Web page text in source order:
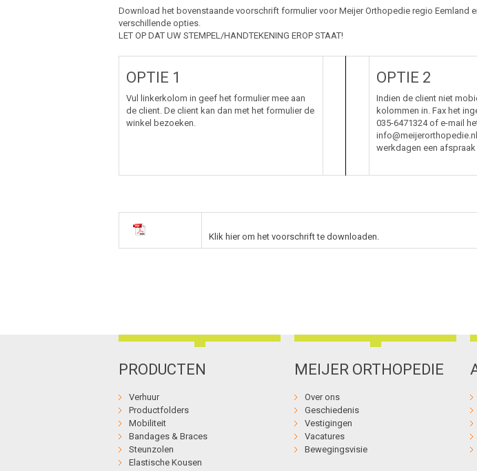
Download het bovenstaande voorschrift formulier voor Meijer Orthopedie regio Eemland
verschillende opties.
LET OP DAT UW STEMPEL/HANDTEKENING EROP STAAT!
OPTIE 1
Vul linkerkolom in geef het formulier mee aan
de client. De client kan dan met het formulier de
winkel bezoeken.
OPTIE 2
Indien de client niet
kolommen in. Fax het
035-6471324 of e-mail
werkdagen een
Klik hier om het voorschrift te downloaden.
PRODUCTEN
Verhuur
Productfolders
Mobiliteit
Bandages & Braces
Steunzolen
Elastische Kousen
MEIJER ORTHOPEDIE
Over ons
Geschiedenis
Vestigingen
Vacatures
Bewegingsvisie